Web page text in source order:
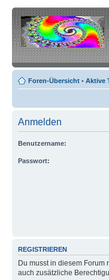
Foren-Übersicht • Aktive
Anmelden
Benutzername:
Passwort:
REGISTRIEREN
Du musst in diesem
auch zusätzliche